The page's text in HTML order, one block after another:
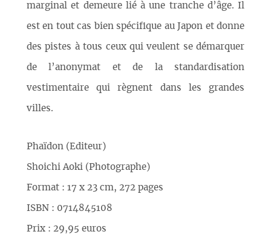
marginal et demeure lié à une tranche d’âge. Il
est en tout cas bien spécifique au Japon et donne
des pistes à tous ceux qui veulent se démarquer
de l’anonymat et de la standardisation
vestimentaire qui règnent dans les grandes
villes.
Phaïdon (Editeur)
Shoichi Aoki (Photographe)
Format : 17 x 23 cm, 272 pages
ISBN : 0714845108
Prix : 29,95 euros